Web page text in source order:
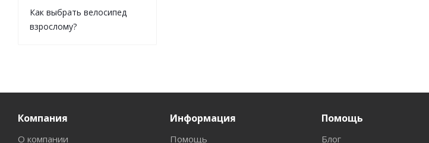
Как выбрать велосипед
взрослому?
Компания
О компании
Информация
Помощь
Помощь
Блог